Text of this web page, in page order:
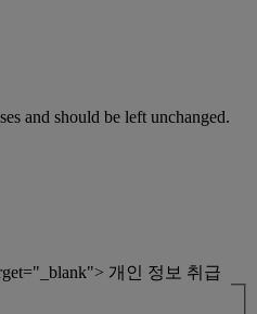
and should be left unchanged.
개인 정보 취급